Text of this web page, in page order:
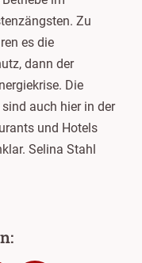
Zu
es die
dann der
Die
auch hier in der
und Hotels
Selina Stahl